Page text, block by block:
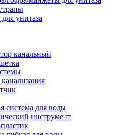
унитаза
канальный
система для воды
инструмент